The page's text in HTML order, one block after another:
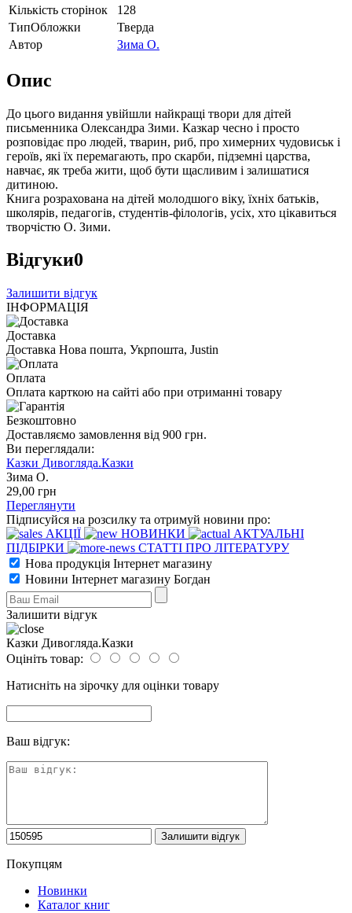
Кількість сторінок
128
ТипОбложки
Тверда
Автор
Зима О.
Опис
До цього видання увійшли найкращі твори для дітей
письменника Олександра Зими. Казкар чесно і просто
розповідає про людей, тварин, риб, про химерних чудовиськ і
героїв, які їх перемагають, про скарби, підземні царства,
навчає, як треба жити, щоб бути щасливим і залишатися
дитиною.
Книга розрахована на дітей молодшого віку, їхніх батьків,
школярів, педагогів, студентів-філологів, усіх, хто цікавиться
творчістю О. Зими.
Відгуки0
Залишити відгук
ІНФОРМАЦІЯ
Доставка
Доставка Нова пошта, Укрпошта, Justin
Оплата
Оплата карткою на сайті або при отриманні товару
Безкоштовно
Доставляємо замовлення від 900 грн.
Ви переглядали:
Казки Дивогляда.Казки
Зима О.
29,00 грн
Переглянути
Підписуйся на розсилку та отримуй новини про:
АКЦІЇ
НОВИНКИ
АКТУАЛЬНІ
ПІДБІРКИ
СТАТТІ ПРО ЛІТЕРАТУРУ
Нова продукція Інтернет магазину
Новини Інтернет магазину Богдан
Залишити відгук
Казки Дивогляда.Казки
Оцініть товар:
Натисніть на зірочку для оцінки товару
Ваш відгук:
Покупцям
Новинки
Каталог книг